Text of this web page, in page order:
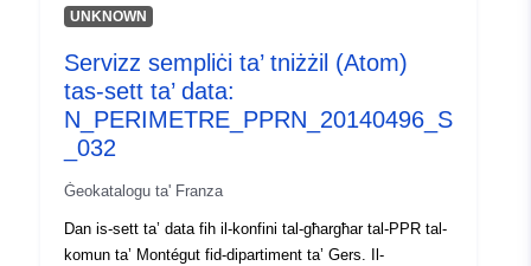
applikazzjoni rregolat mill-RPP approvat. Dan il-
tal-istudju li jikkorrispondi għall-pakkett li fih ġew studjati
l-perikli.
UNKNOWN
Servizz sempliċi ta’ tniżżil (Atom)
tas-sett ta’ data:
N_PERIMETRE_PPRN_20140496_S
_032
Ġeokatalogu ta' Franza
Dan is-sett ta’ data fih il-konfini tal-għargħar tal-PPR tal-
komun ta’ Montégut fid-dipartiment ta’ Gers. Il-